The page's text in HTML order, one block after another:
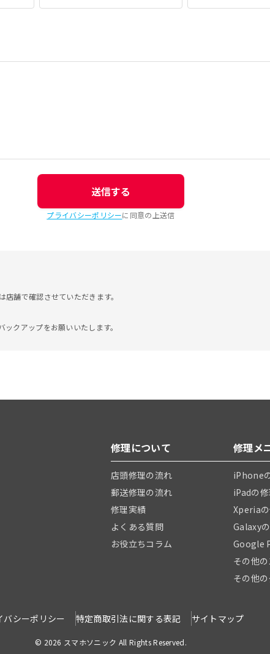
送信する
プライバシーポリシーに同意の上送信
舗で確認させていただきます。
クアップをお願いいたします。
修理について
店頭修理の流れ
郵送修理の流れ
修理実績
よくある質問
お役立ちコラム
修理メ
iPhone
iPadの
Xperia
Galaxy
Google
その他
その他
バシーポリシー 特定商取引法に関する表記 サイトマップ
© 2026 スマホソニック All Rights Reserved.